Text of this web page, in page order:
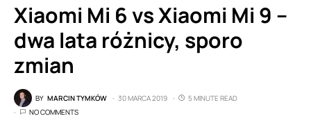
Xiaomi Mi 6 vs Xiaomi Mi 9 –
dwa lata różnicy, sporo
zmian
BY MARCIN TYMKÓW 30 MARCA 2019
5 MINUTE READ
NO COMMENTS